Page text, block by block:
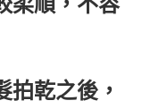
拍乾之後，